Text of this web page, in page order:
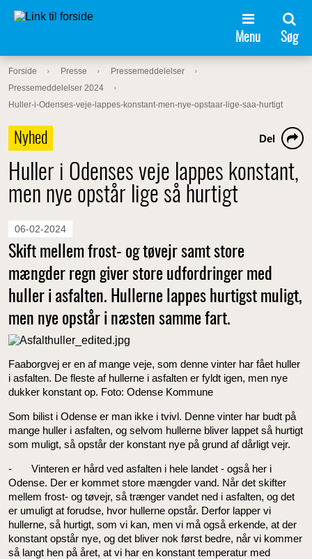
Menu Søg
Forside Presse
Pressemeddelelser
Pressemeddelelser 2024
Huller-i-Odenses-veje-lappes-konstant-men-nye-opstaar-lige-saa-hurtigt
Nyhed
Huller i Odenses veje lappes konstant,
men nye opstår lige så hurtigt
Del
06-02-2024
Skift mellem frost- og tøvejr samt store
mængder regn giver store udfordringer med
huller i asfalten. Hullerne lappes hurtigst muligt,
men nye opstår i næsten samme fart.
Faaborgvej er en af mange veje, som denne vinter har fået huller
i asfalten. De fleste af hullerne i asfalten er fyldt igen, men nye
dukker konstant op. Foto: Odense Kommune
Som bilist i Odense er man ikke i tvivl. Denne vinter har budt på
mange huller i asfalten, og selvom hullerne bliver lappet så hurtigt
som muligt, så opstår der konstant nye på grund af dårligt vejr.
- Vinteren er hård ved asfalten i hele landet - også her i
Odense. Der er kommet store mængder vand. Når det skifter
mellem frost- og tøvejr, så trænger vandet ned i asfalten, og det
er umuligt at forudse, hvor hullerne opstår. Derfor lapper vi
hullerne, så hurtigt, som vi kan, men vi må også erkende, at der
konstant opstår nye, og det bliver nok først bedre, når vi kommer
så langt hen på året, at vi har en konstant temperatur med